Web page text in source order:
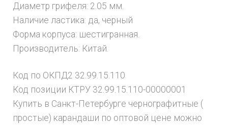
Диаметр грифеля: 2.05 мм.
Наличие ластика: да, черный
Форма корпуса: шестигранная.
Производитель: Китай.
Код по ОКПД2 32.99.15.110
Код позиции КТРУ 32.99.15.110-00000001
Купить в Санкт-Петербурге чернографитные (
простые) карандаши по оптовой цене можно